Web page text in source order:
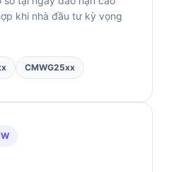
khi nhà đầu tư kỳ vọng
CMWG25xx